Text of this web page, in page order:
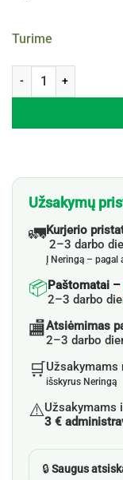
Turime
produkto kiekis:
Užsakymų
🚛Kurjerio
2–3 darbo
Į Neringą – pagal
📦Paštomatai –
2–3 darbo
🏬Atsiėmimas
2–3 darbo
🛒Užsakymams
išskyrus Neringą
⚠️Užsakymams
3 €
🔒Saugus